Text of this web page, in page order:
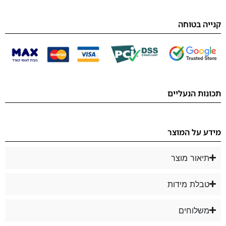
קנייה בטוחה
תכונות הנעליים
מידע על המוצר
תיאור מוצר
טבלת מידות
משלוחים